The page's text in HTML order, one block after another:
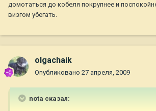
домотаться до кобеля покрупнее и
визгом убегать.
olgachaik
Опубликовано 27 апреля, 2009
nota сказал: